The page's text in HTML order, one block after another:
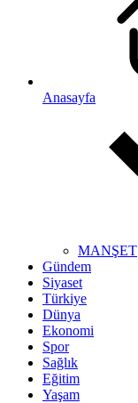
Anasayfa
MANŞET
Gündem
Siyaset
Türkiye
Dünya
Ekonomi
Spor
Sağlık
Eğitim
Yaşam